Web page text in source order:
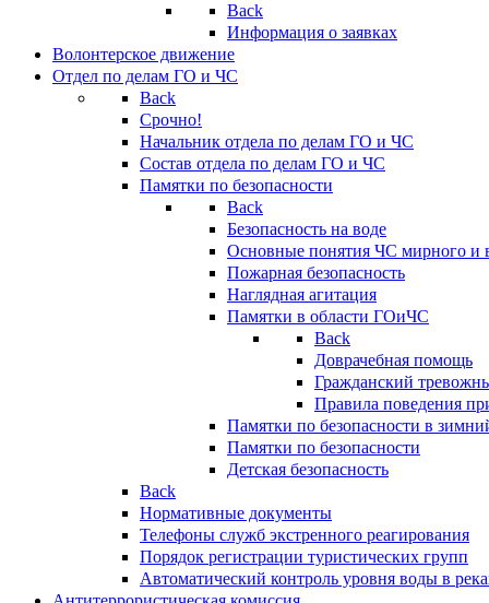
Back
Информация о заявках
Волонтерское движение
Отдел по делам ГО и ЧС
Back
Срочно!
Начальник отдела по делам ГО и ЧС
Состав отдела по делам ГО и ЧС
Памятки по безопасности
Back
Безопасность на воде
Основные понятия ЧС мирного и
Пожарная безопасность
Наглядная агитация
Памятки в области ГОиЧС
Back
Доврачебная помощь
Гражданский
Правила поведения
Памятки по безопасности в
Памятки по безопасности
Детская безопасность
Back
Нормативные документы
Телефоны служб экстренного реагирования
Порядок регистрации туристических групп
Автоматический контроль уровня воды в